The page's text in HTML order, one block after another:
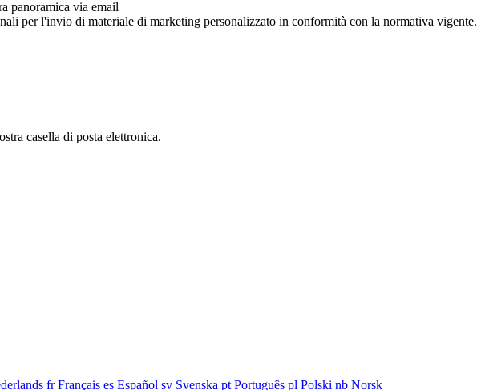
panoramica via email
per l'invio di materiale di marketing personalizzato in conformità con la normativa vigente.
casella di posta elettronica.
frFrançais es Español sv Svenska pt Português pl Polski nb Norsk